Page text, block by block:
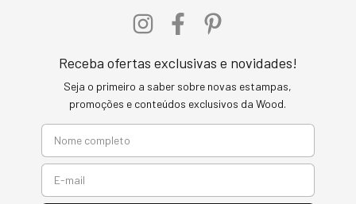
Receba ofertas exclusivas e novidades!
Seja o primeiro a saber sobre novas estampas,
promoções e conteúdos exclusivos da Wood.